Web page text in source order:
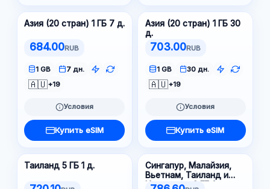
Азия (20 стран) 1 ГБ 7 д.
684.00RUB
1 GB 7 дн.
🇦🇺+19
Условия
Купить eSIM
Азия (20 стран) 1 ГБ 30
д.
703.00RUB
1 GB 30 дн.
🇦🇺+19
Условия
Купить eSIM
Таиланд 5 ГБ 1 д.
Сингапур, Малайзия,
Вьетнам, Таиланд и
Индонезия 3 ГБ 1 д.